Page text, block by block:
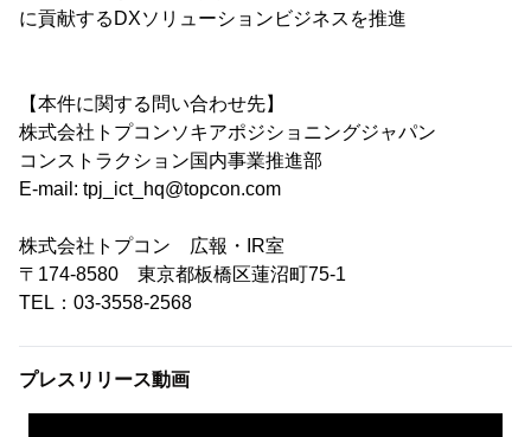
に貢献するDXソリューションビジネスを推進
【本件に関する問い合わせ先】
株式会社トプコンソキアポジショニングジャパン
コンストラクション国内事業推進部
E-mail: tpj_ict_hq@topcon.com
株式会社トプコン 広報・IR室
〒174-8580 東京都板橋区蓮沼町75-1
TEL：03-3558-2568
プレスリリース動画